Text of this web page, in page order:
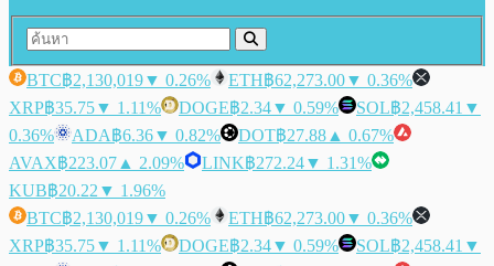
BTC฿2,130,019▼ 0.26% ETH฿62,273.00▼ 0.36%
XRP฿35.75▼ 1.11% DOGE฿2.34▼ 0.59% SOL฿2,458.41 ▼
0.36%
ADA฿6.36▼ 0.82% DOT฿27.88 ▲ 0.67%
AVAX฿223.07 ▲ 2.09% LINK฿272.24▼ 1.31%
KUB฿20.22 ▼ 1.96%
BTC฿2,130,019▼ 0.26% ETH฿62,273.00▼ 0.36%
XRP฿35.75▼ 1.11% DOGE฿2.34▼ 0.59% SOL฿2,458.41 ▼